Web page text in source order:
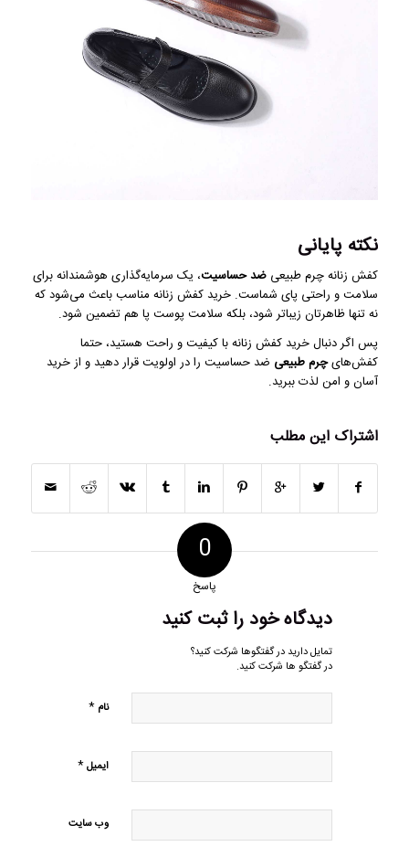
نکته پایانی
کفش زنانه چرم طبیعی ضد حساسیت، یک سرمایه‌گذاری هوشمندانه برای
سلامت و راحتی پای شماست. خرید کفش زنانه مناسب باعث می‌شود که
نه تنها ظاهرتان زیباتر شود، بلکه سلامت پوست پا هم تضمین شود.
پس اگر دنبال خرید کفش زنانه با کیفیت و راحت هستید، حتما
کفش‌هایچرم طبیعی ضد حساسیت را در اولویت قرار دهید و از خرید
آسان و امن لذت ببرید.
اشتراک این مطلب
0
پاسخ
دیدگاه خود را ثبت کنید
تمایل دارید در گفتگوها شرکت کنید؟
در گفتگو ها شرکت کنید.
نام *
ایمیل*
وب‌ سایت